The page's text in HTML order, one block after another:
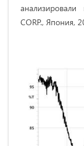
CORP., Япония,